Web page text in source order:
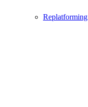
Replatforming